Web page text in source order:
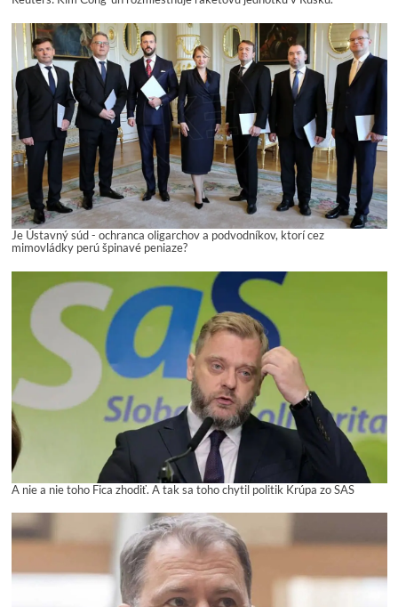
Je Ústavný súd - ochranca oligarchov a podvodníkov, ktorí cez
mimovládky perú špinavé peniaze?
A nie a nie toho Fica zhodiť. A tak sa toho chytil politik Krúpa zo SAS